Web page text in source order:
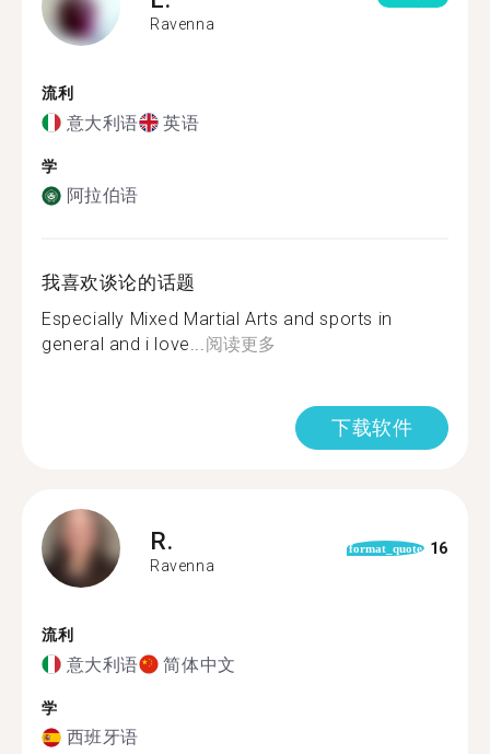
Ravenna
流利
意大利语 英语
学
阿拉伯语
我喜欢谈论的话题
Especially Mixed Martial Arts and sports in
general and i love...阅读更多
下载软件
R.
Ravenna
format_quote 16
流利
意大利语 简体中文
学
西班牙语